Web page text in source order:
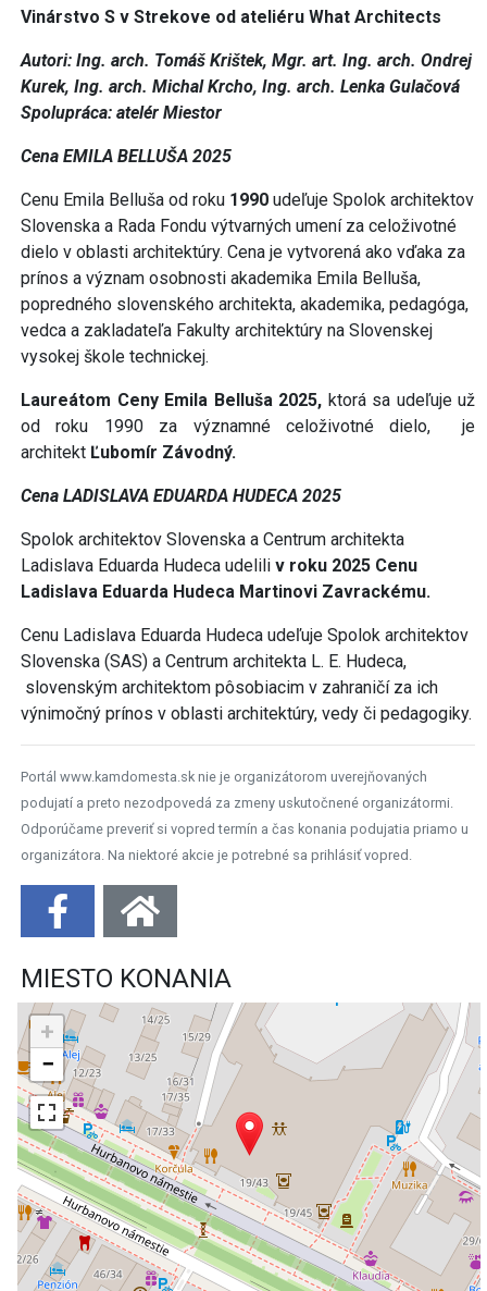
Vinárstvo S v Strekove od ateliéru What Architects
Autori: Ing. arch. Tomáš Krištek, Mgr. art. Ing. arch. Ondrej
Kurek, Ing. arch. Michal Krcho, Ing. arch. Lenka Gulačová
Spolupráca: atelér Miestor
Cena EMILA BELLUŠA 2025
Cenu Emila Belluša od roku 1990 udeľuje Spolok architektov
Slovenska a Rada Fondu výtvarných umení za celoživotné
dielo v oblasti architektúry. Cena je vytvorená ako vďaka za
prínos a význam osobnosti akademika Emila Belluša,
popredného slovenského architekta, akademika, pedagóga,
vedca a zakladateľa Fakulty architektúry na Slovenskej
vysokej škole technickej.
Laureátom Ceny Emila Belluša 2025, ktorá sa udeľuje už
od roku 1990 za významné celoživotné dielo, je
architekt Ľubomír Závodný.
Cena LADISLAVA EDUARDA HUDECA 2025
Spolok architektov Slovenska a Centrum architekta
Ladislava Eduarda Hudeca udelili v roku 2025 Cenu
Ladislava Eduarda Hudeca Martinovi Zavrackému.
Cenu Ladislava Eduarda Hudeca udeľuje Spolok architektov
Slovenska (SAS) a Centrum architekta L. E. Hudeca,
slovenským architektom pôsobiacim v zahraničí za ich
výnimočný prínos v oblasti architektúry, vedy či pedagogiky.
Portál www.kamdomesta.sk nie je organizátorom uverejňovaných
podujatí a preto nezodpovedá za zmeny uskutočnené organizátormi.
Odporúčame preveriť si vopred termín a čas konania podujatia priamo u
organizátora. Na niektoré akcie je potrebné sa prihlásiť vopred.
MIESTO KONANIA
+
−